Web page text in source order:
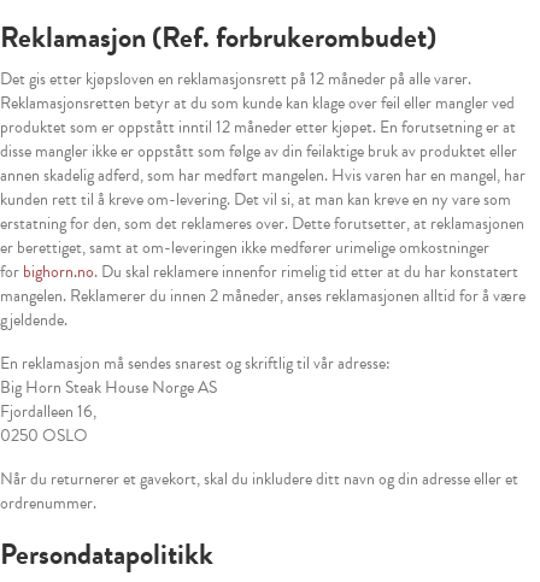
Reklamasjon (Ref. forbrukerombudet)
Det gis etter kjøpsloven en reklamasjonsrett på 12 måneder på alle varer.
Reklamasjonsretten betyr at du som kunde kan klage over feil eller mangler ved
produktet som er oppstått inntil 12 måneder etter kjøpet. En forutsetning er at
disse mangler ikke er oppstått som følge av din feilaktige bruk av produktet eller
annen skadelig adferd, som har medført mangelen. Hvis varen har en mangel, har
kunden rett til å kreve om-levering. Det vil si, at man kan kreve en ny vare som
erstatning for den, som det reklameres over. Dette forutsetter, at reklamasjonen
er berettiget, samt at om-leveringen ikke medfører urimelige omkostninger
forbighorn.no. Du skal reklamere innenfor rimelig tid etter at du har konstatert
mangelen. Reklamerer du innen 2 måneder, anses reklamasjonen alltid for å være
gjeldende.
En reklamasjon må sendes snarest og skriftlig til vår adresse:
Big Horn Steak House Norge AS
Fjordalleen 16,
0250 OSLO
Når du returnerer et gavekort, skal du inkludere ditt navn og din adresse eller et
ordrenummer.
Persondatapolitikk